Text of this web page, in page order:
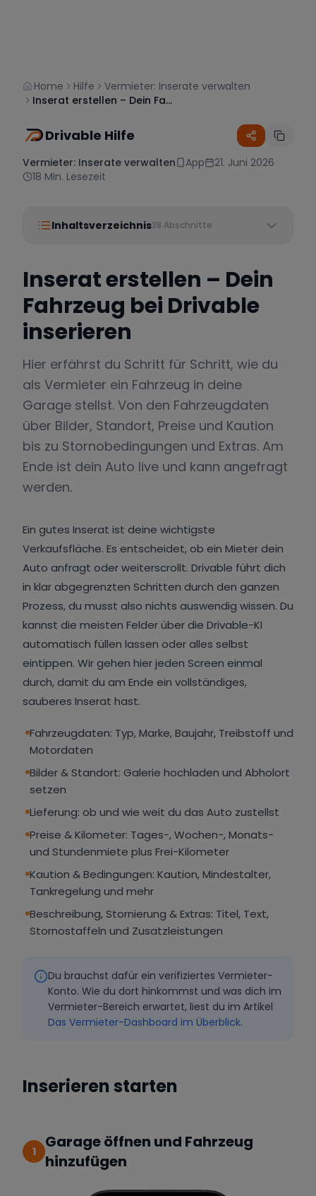
Home Hilfe
Vermieter: Inserate verwalten
Inserat erstellen – Dein Fahrzeug bei Drivable inserieren
Drivable Hilfe
Vermieter: Inserate verwalten App
21. Juni 2026
18 Min. Lesezeit
Inhaltsverzeichnis38 Abschnitte
Inserat erstellen – Dein
Fahrzeug bei Drivable
inserieren
Hier erfährst du Schritt für Schritt, wie du
als Vermieter ein Fahrzeug in deine
Garage stellst. Von den Fahrzeugdaten
über Bilder, Standort, Preise und Kaution
bis zu Stornobedingungen und Extras. Am
Ende ist dein Auto live und kann angefragt
werden.
Ein gutes Inserat ist deine wichtigste
Verkaufsfläche. Es entscheidet, ob ein Mieter dein
Auto anfragt oder weiterscrollt. Drivable führt dich
in klar abgegrenzten Schritten durch den ganzen
Prozess, du musst also nichts auswendig wissen. Du
kannst die meisten Felder über die Drivable-KI
automatisch füllen lassen oder alles selbst
eintippen. Wir gehen hier jeden Screen einmal
durch, damit du am Ende ein vollständiges,
sauberes Inserat hast.
Fahrzeugdaten: Typ, Marke, Baujahr, Treibstoff und
Motordaten
Bilder & Standort: Galerie hochladen und Abholort
setzen
Lieferung: ob und wie weit du das Auto zustellst
Preise & Kilometer: Tages-, Wochen-, Monats-
und Stundenmiete plus Frei-Kilometer
Kaution & Bedingungen: Kaution, Mindestalter,
Tankregelung und mehr
Beschreibung, Stornierung & Extras: Titel, Text,
Stornostaffeln und Zusatzleistungen
Du brauchst dafür ein verifiziertes Vermieter-
Konto. Wie du dort hinkommst und was dich im
Vermieter-Bereich erwartet, liest du im Artikel
Das Vermieter-Dashboard im Überblick.
Inserieren starten
1
Garage öffnen und Fahrzeug
hinzufügen